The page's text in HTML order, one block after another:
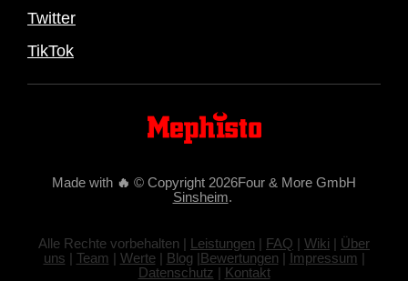
Twitter
TikTok
Made with 🔥 © Copyright 2026Four & More GmbH
Sinsheim.
Alle Rechte vorbehalten | Leistungen | FAQ | Wiki | Über
uns | Team | Werte| Blog |Bewertungen | Impressum |
Datenschutz | Kontakt